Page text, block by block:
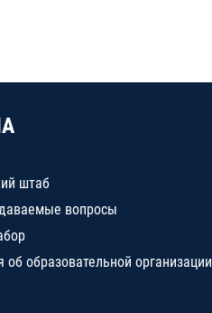
штаб
вопросы
об образовательной организации